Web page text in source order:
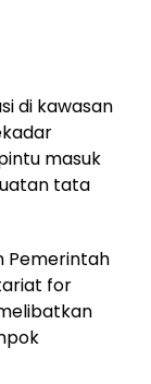
di kawasan
masuk
tata
Pemerintah
for